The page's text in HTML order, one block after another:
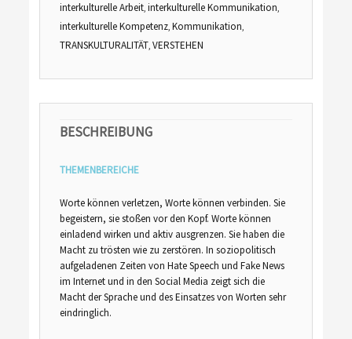
interkulturelle Arbeit,interkulturelle Kommunikation,
interkulturelle Kompetenz,Kommunikation,
TRANSKULTURALITÄT,VERSTEHEN
BESCHREIBUNG
THEMENBEREICHE
Worte können verletzen, Worte können verbinden. Sie
begeistern, sie stoßen vor den Kopf. Worte können
einladend wirken und aktiv ausgrenzen. Sie haben die
Macht zu trösten wie zu zerstören. In soziopolitisch
aufgeladenen Zeiten von Hate Speech und Fake News
im Internet und in den Social Media zeigt sich die
Macht der Sprache und des Einsatzes von Worten sehr
eindringlich.